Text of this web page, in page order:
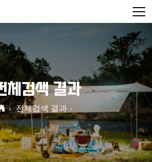
체검색 결과
전체검색 결과